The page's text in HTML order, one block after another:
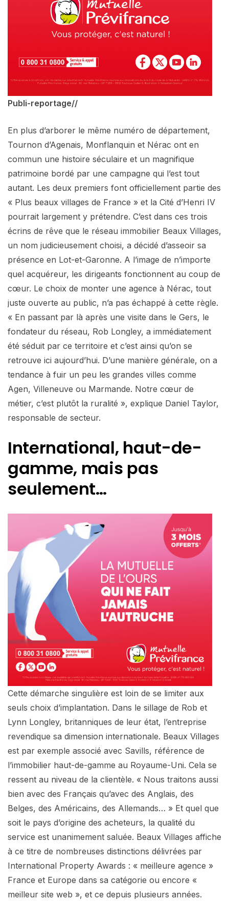
Publi-reportage//
En plus d’arborer le même numéro de département,
Tournon d’Agenais, Monflanquin et Nérac ont en
commun une histoire séculaire et un magnifique
patrimoine bordé par une campagne qui l’est tout
autant. Les deux premiers font officiellement partie des
« Plus beaux villages de France » et la Cité d’Henri IV
pourrait largement y prétendre. C’est dans ces trois
écrins de rêve que le réseau immobilier Beaux Villages,
un nom judicieusement choisi, a décidé d’asseoir sa
présence en Lot-et-Garonne. A l’image de n’importe
quel acquéreur, les dirigeants fonctionnent au coup de
cœur. Le choix de monter une agence à Nérac, tout
juste ouverte au public, n’a pas échappé à cette règle.
« En passant par là après une visite dans le Gers, le
fondateur du réseau, Rob Longley, a immédiatement
été séduit par ce territoire et c’est ainsi qu’on se
retrouve ici aujourd’hui. D’une manière générale, on a
tendance à fuir un peu les grandes villes comme
Agen, Villeneuve ou Marmande. Notre cœur de
métier, c’est plutôt la ruralité », explique Daniel Taylor,
responsable de secteur.
International, haut-de-
gamme, mais pas
seulement…
Cette démarche singulière est loin de se limiter aux
seuls choix d’implantation. Dans le sillage de Rob et
Lynn Longley, britanniques de leur état, l’entreprise
revendique sa dimension internationale. Beaux Villages
est par exemple associé avec Savills, référence de
l’immobilier haut-de-gamme au Royaume-Uni. Cela se
ressent au niveau de la clientèle. « Nous traitons aussi
bien avec des Français qu’avec des Anglais, des
Belges, des Américains, des Allemands… » Et quel que
soit le pays d’origine des acheteurs, la qualité du
service est unanimement saluée. Beaux Villages affiche
à ce titre de nombreuses distinctions délivrées par
International Property Awards : « meilleure agence »
France et Europe dans sa catégorie ou encore «
meilleur site web », et ce depuis plusieurs années.